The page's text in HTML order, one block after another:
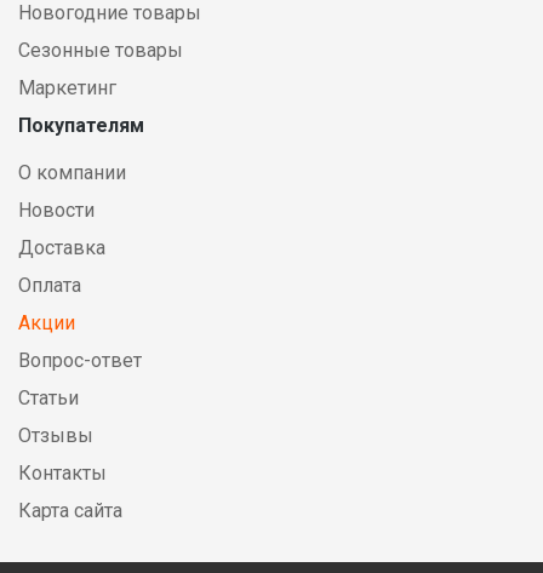
Новогодние товары
Сезонные товары
Маркетинг
Покупателям
О компании
Новости
Доставка
Оплата
Акции
Вопрос-ответ
Статьи
Отзывы
Контакты
Карта сайта